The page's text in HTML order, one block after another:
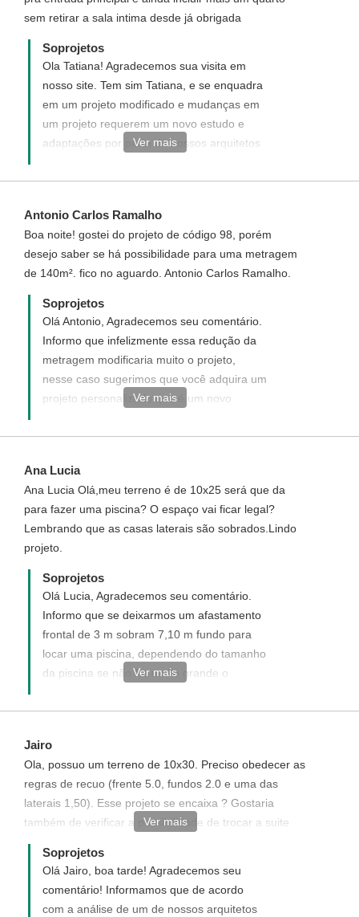
sem retirar a sala intima desde já obrigada
Soprojetos
Ola Tatiana! Agradecemos sua visita em
nosso site. Tem sim Tatiana, e se enquadra
em um projeto modificado e mudanças em
um projeto requerem um novo estudo e
adaptações por parte de nossos arquitetos
e gerando assim novos custo. Acesse o link
projeto modificado.
Ver mais
Antonio Carlos Ramalho
Boa noite! gostei do projeto de código 98, porém
desejo saber se há possibilidade para uma metragem
de 140m². fico no aguardo. Antonio Carlos Ramalho.
Soprojetos
Olá Antonio, Agradecemos seu comentário.
Informo que infelizmente essa redução da
metragem modificaria muito o projeto,
nesse caso sugerimos que você adquira um
projeto personalizado que é um novo
acesse o link abaixo e veja como funciona e
http://direct.soprojetos.com.br/personalizado
Ver mais
Ana Lucia
Ana Lucia Olá,meu terreno é de 10x25 será que da
para fazer uma piscina? O espaço vai ficar legal?
Lembrando que as casas laterais são sobrados.Lindo
projeto.
Soprojetos
Olá Lucia, Agradecemos seu comentário.
Informo que se deixarmos um afastamento
frontal de 3 m sobram 7,10 m fundo para
locar uma piscina, dependendo do tamanho
da piscina se não for muito grande o
Ver mais
Jairo
Ola, possuo um terreno de 10x30. Preciso obedecer as
regras de recuo (frente 5.0, fundos 2.0 e uma das
laterais 1,50). Esse projeto se encaixa ? Gostaria
também de verificar a possibilidade de trocar a suite
master com closet de posição com o dormitorio 2 e
espelhar o projeto ( a frente do terreno fica pro leste ).
Ver mais
Soprojetos
Olá Jairo, boa tarde! Agradecemos seu
comentário! Informamos que de acordo
com a análise de um de nossos arquitetos